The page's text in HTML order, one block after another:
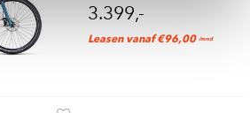
3.399,-
Leasen vanaf €96,00 /mnd